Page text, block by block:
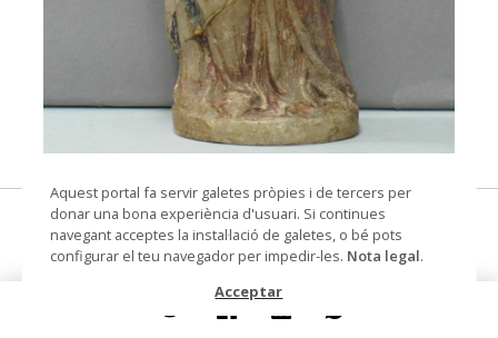
© Arxiu Fotogràfic del Consorci del Patrimoni de
Sitges
Imatge d'una santa
escultura
Aquest portal fa servir galetes pròpies i de tercers per
donar una bona experiència d'usuari. Si continues
navegant acceptes la instal·lació de galetes, o bé pots
configurar el teu navegador per impedir-les. Nota legal.
Acceptar